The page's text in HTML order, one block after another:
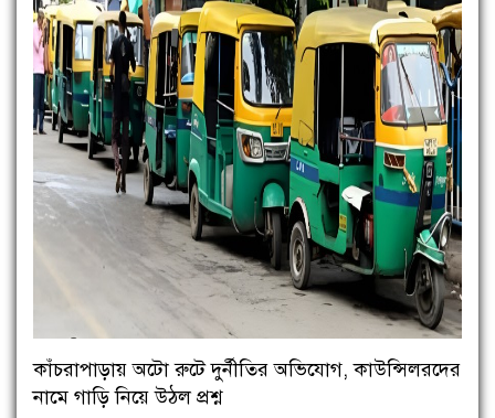
কাঁচরাপাড়ায় অটো রুটে দুর্নীতির অভিযোগ, কাউন্সিলরদের
নামে গাড়ি নিয়ে উঠল প্রশ্ন